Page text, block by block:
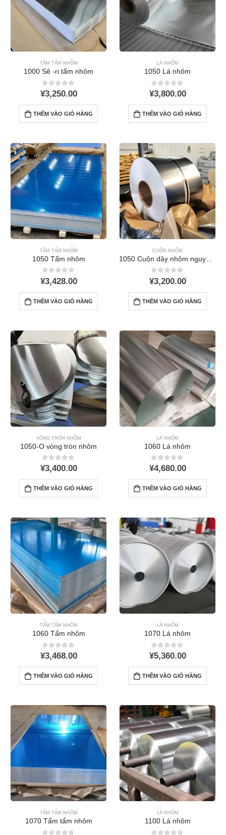
TẤM TẤM NHÔM
1000 Sê -ri tấm nhôm
0ra khỏi 5
¥3,250.00
THÊM VÀO GIỎ HÀNG
LÁ NHÔM
1050 Lá nhôm
0ra khỏi 5
¥3,800.00
THÊM VÀO GIỎ HÀNG
TẤM TẤM NHÔM
1050 Tấm nhôm
0ra khỏi 5
¥3,428.00
THÊM VÀO GIỎ HÀNG
CUỘN NHÔM
0ra khỏi 5
¥3,200.00
THÊM VÀO GIỎ HÀNG
VÒNG TRÒN NHÔM
1050-O vòng tròn nhôm
0ra khỏi 5
¥3,400.00
THÊM VÀO GIỎ HÀNG
LÁ NHÔM
1060 Lá nhôm
0ra khỏi 5
¥4,680.00
THÊM VÀO GIỎ HÀNG
TẤM TẤM NHÔM
1060 Tấm nhôm
0ra khỏi 5
¥3,468.00
THÊM VÀO GIỎ HÀNG
LÁ NHÔM
1070 Lá nhôm
0ra khỏi 5
¥5,360.00
THÊM VÀO GIỎ HÀNG
TẤM TẤM NHÔM
1070 Tấm tấm nhôm
LÁ NHÔM
1100 Lá nhôm